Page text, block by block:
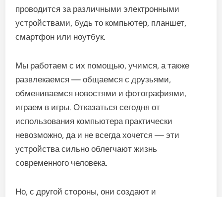
проводится за различными электронными
устройствами, будь то компьютер, планшет,
смартфон или ноутбук.
Мы работаем с их помощью, учимся, а также
развлекаемся — общаемся с друзьями,
обмениваемся новостями и фотографиями,
играем в игры. Отказаться сегодня от
использования компьютера практически
невозможно, да и не всегда хочется — эти
устройства сильно облегчают жизнь
современного человека.
Но, с другой стороны, они создают и